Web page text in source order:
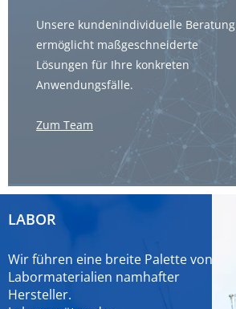
Unsere kundenindividuelle Beratung
ermöglicht maßgeschneiderte
Lösungen für Ihre konkreten
Anwendungsfälle.
Zum Team
LABOR
Wir führen eine breite Palette von
Labormaterialien namhafter
Hersteller.